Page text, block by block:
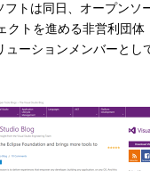
トは同日、オープンソ
クトを進める非営利団体
ューションメンバーとし